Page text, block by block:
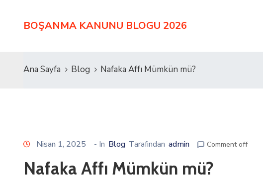
BOŞANMA KANUNU BLOGU 2026
Ana Sayfa Blog Nafaka Affı Mümkün mü?
Nisan 1, 2025 - In Blog Tarafından admin Comment off
Nafaka Affı Mümkün mü?